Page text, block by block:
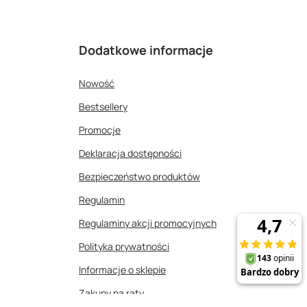
Dodatkowe informacje
Nowość
Bestsellery
Promocje
Deklaracja dostępności
Bezpieczeństwo produktów
Regulamin
Regulaminy akcji promocyjnych
Polityka prywatności
Informacje o sklepie
Zakupy na raty